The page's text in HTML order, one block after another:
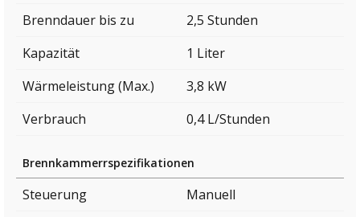
Brenndauer bis zu
2,5 Stunden
Kapazität
1 Liter
Wärmeleistung (Max.)
3,8 kW
Verbrauch
0,4 L/Stunden
Brennkammerrspezifikationen
Steuerung
Manuell